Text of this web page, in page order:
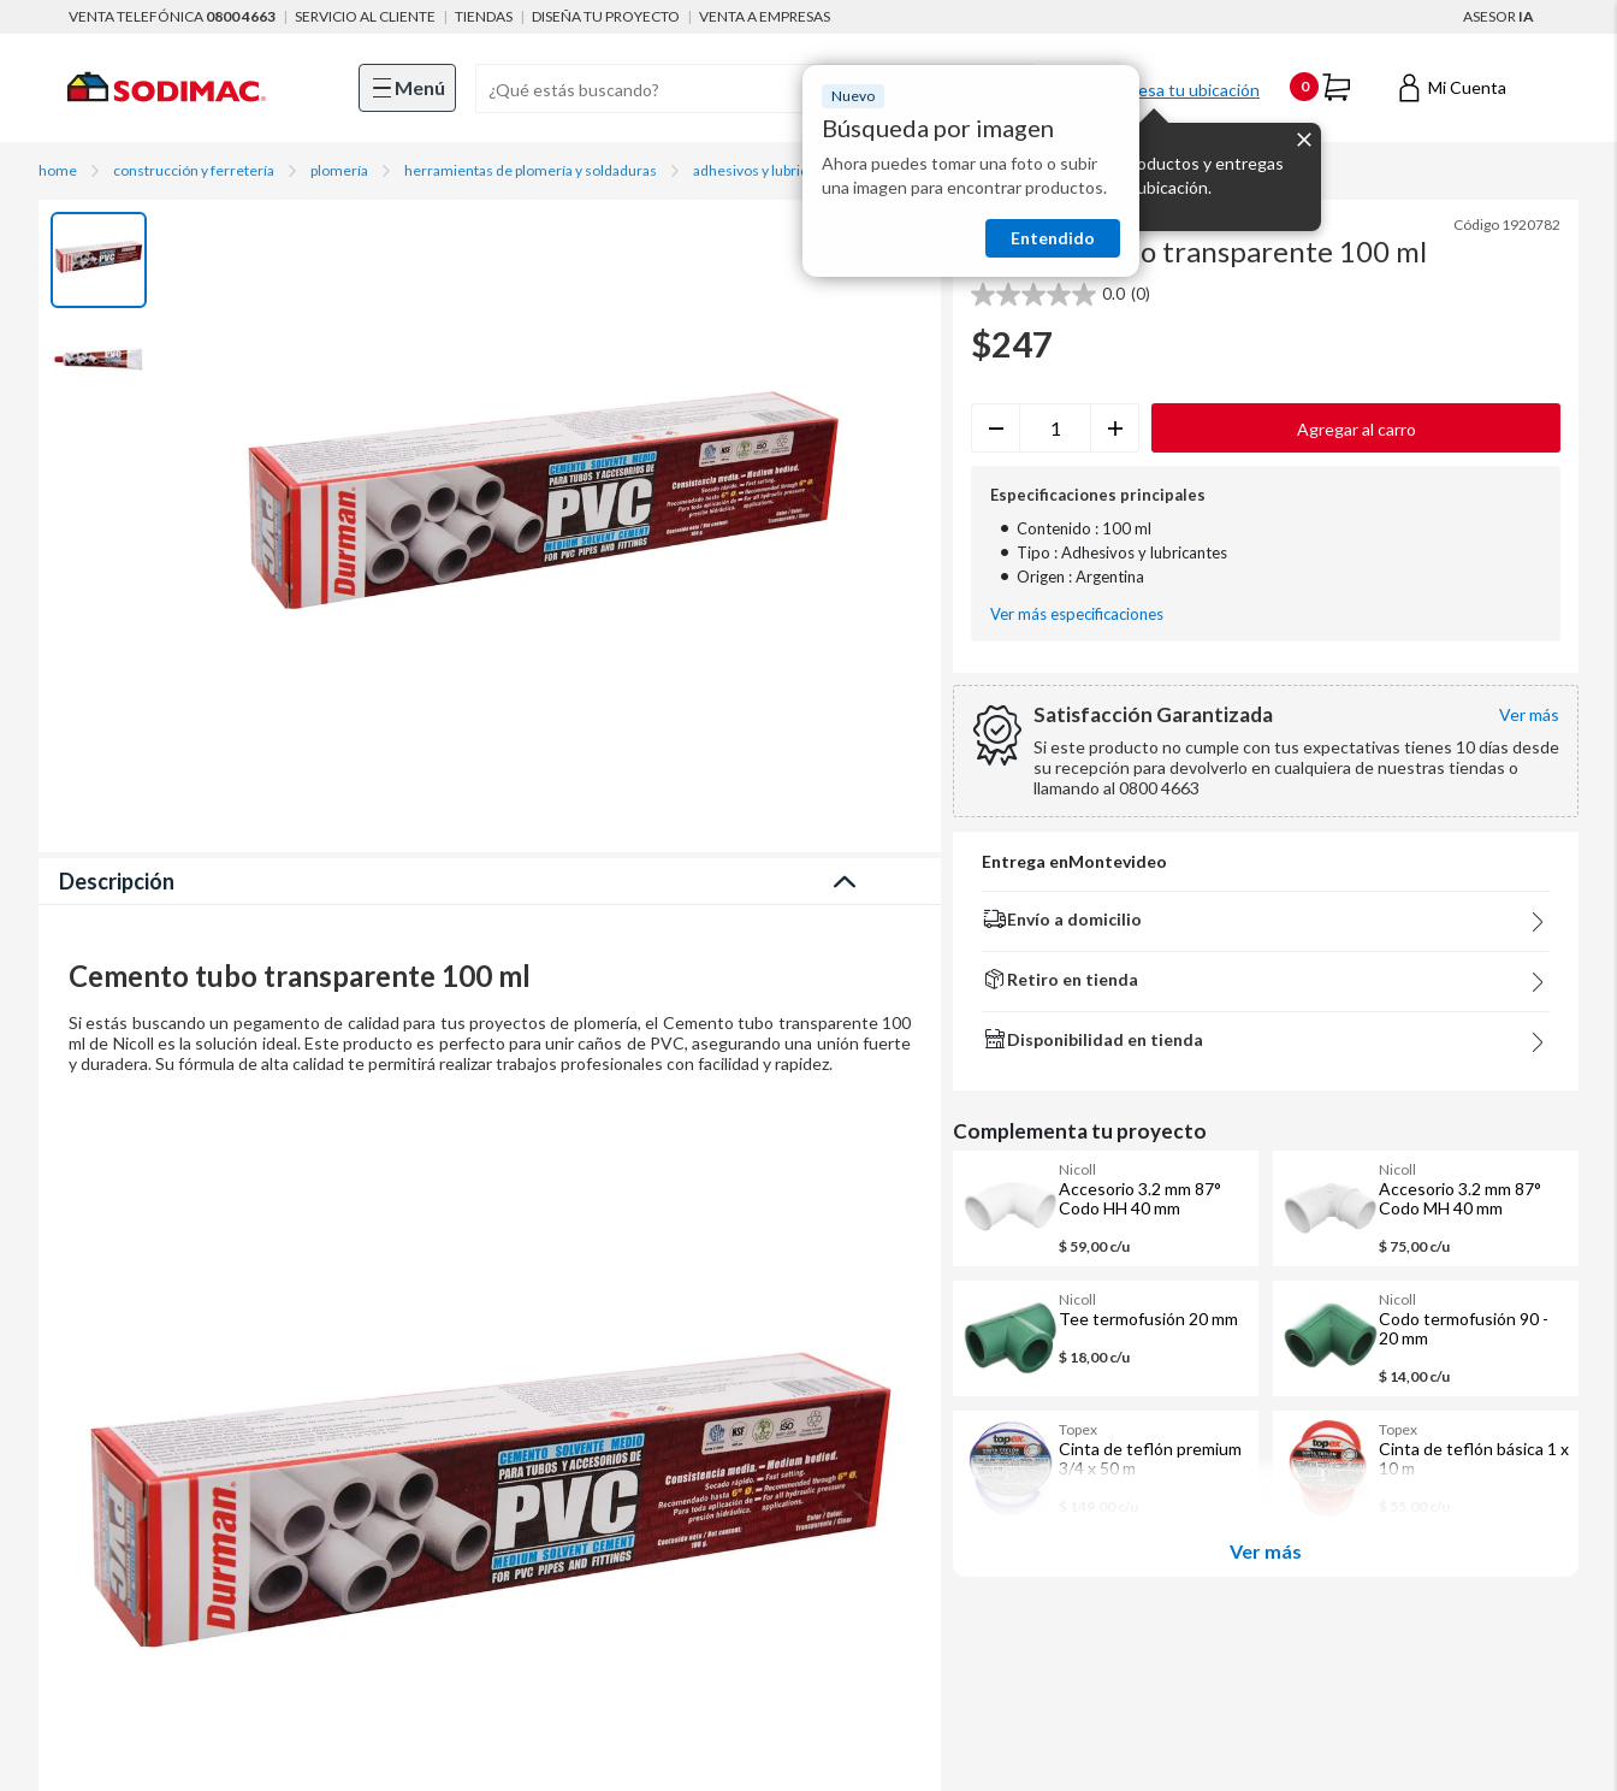
VENTA TELEFÓNICA 0800 4663 | SERVICIO AL CLIENTE | TIENDAS | DISEÑA TU PROYECTO | VENTA A EMPRESAS ASESOR IA
Menú Nuevo
Búsqueda por imagen
Ahora puedes tomar una foto o subir
una imagen para encontrar productos.
Entendido
Ingresa tu ubicación
Mostraremos los productos y entregas
disponibles para tu ubicación.
0 Mi Cuenta
home construcción y ferretería plomería herramientas de plomería y soldaduras adhesivos y lubricantes Cemento tubo transparente 100 ml
Descripción
Cemento tubo transparente 100 ml
Si estás buscando un pegamento de calidad para tus proyectos de plomería, el Cemento tubo transparente 100
ml de Nicoll es la solución ideal. Este producto es perfecto para unir caños de PVC, asegurando una unión fuerte
y duradera. Su fórmula de alta calidad te permitirá realizar trabajos profesionales con facilidad y rapidez.
Nicoll Código 1920782
Cemento tubo transparente 100 ml
0.0 (0)
0.0
5
estrellas.
$247
Agregar al carro
Especificaciones principales
• Contenido : 100 ml
• Tipo : Adhesivos y lubricantes
• Origen : Argentina
Ver más especificaciones
Satisfacción Garantizada
ver más
Si este producto no cumple con tus expectativas tienes 10 días desde
su recepción para devolverlo en cualquiera de nuestras tiendas o
llamando al 0800 4663
Entrega enMontevideo
Envío a domicilio
Retiro en tienda
Disponibilidad en tienda
Complementa tu proyecto
Nicoll
Accesorio 3.2 mm 87°
Codo HH 40 mm
$ 59,00 c/u
Nicoll
Accesorio 3.2 mm 87°
Codo MH 40 mm
$ 75,00 c/u
Nicoll
Tee termofusión 20 mm
$ 18,00 c/u
Nicoll
Codo termofusión 90 -
20 mm
$ 14,00 c/u
Topex
Cinta de teflón premium
3/4 x 50 m
Topex
Cinta de teflón básica 1 x
10 m
Ver más